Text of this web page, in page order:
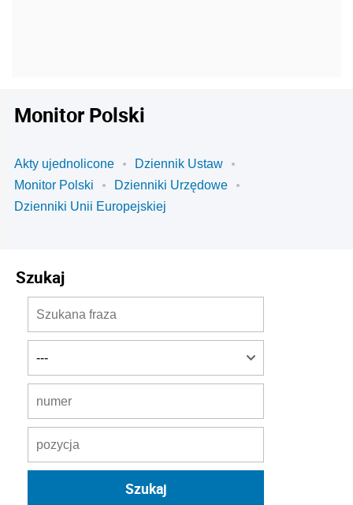
Monitor Polski
Akty ujednolicone
Dziennik Ustaw
Monitor Polski
Dzienniki Urzędowe
Dzienniki Unii Europejskiej
Szukaj